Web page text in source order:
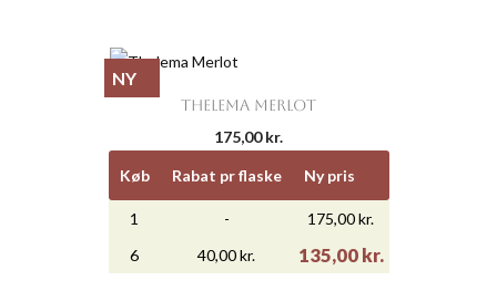
THELEMA MERLOT
175,00 kr.
Køb Rabat pr flaske Ny pris
1 -
175,00 kr.
6
40,00 kr. 135,00 kr.
NY